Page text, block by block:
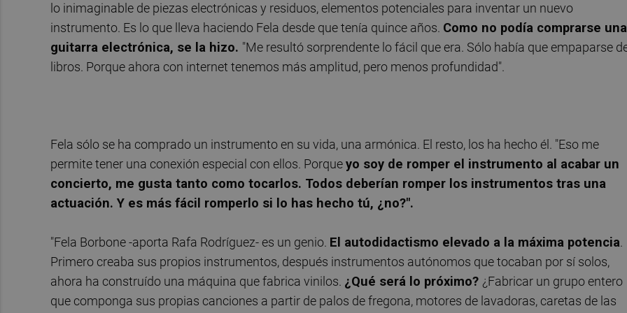
lo inimaginable de piezas electrónicas y residuos, elementos potenciales para inventar un nuevo
instrumento. Es lo que lleva haciendo Fela desde que tenía quince años. Como no podía comprarse una
guitarra electrónica, se la hizo. "Me resultó sorprendente lo fácil que era. Sólo había que empaparse
libros. Porque ahora con internet tenemos más amplitud, pero menos profundidad".
Fela sólo se ha comprado un instrumento en su vida, una armónica. El resto, los ha hecho él. "Eso me
permite tener una conexión especial con ellos. Porqueyo soy de romper el instrumento al acabar un
concierto, me gusta tanto como tocarlos. Todos deberían romper los instrumentos tras una
actuación. Y es más fácil romperlo si lo has hecho tú, ¿no?".
"Fela Borbone -aporta Rafa Rodríguez- es un genio. El autodidactismo elevado a la máxima potencia.
Primero creaba sus propios instrumentos, después instrumentos autónomos que tocaban por sí solos,
ahora ha construído una máquina que fabrica vinilos. ¿Qué será lo próximo? ¿Fabricar un grupo entero
que componga sus propias canciones a partir de palos de fregona, motores de lavadoras, caretas de las